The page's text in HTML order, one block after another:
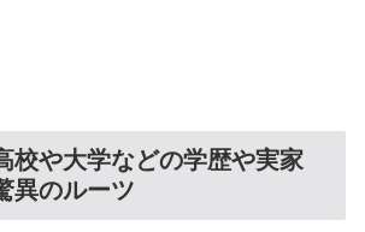
校や大学などの学歴や実家
異のルーツ